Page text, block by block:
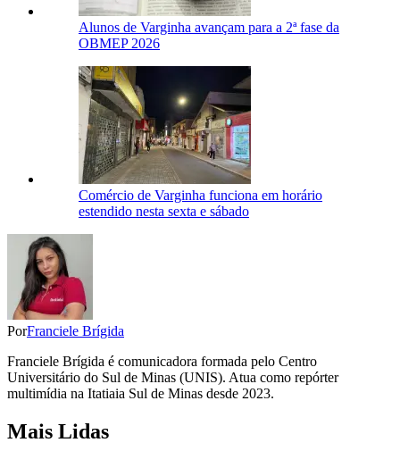
Alunos de Varginha avançam para a 2ª fase da
OBMEP 2026
Comércio de Varginha funciona em horário
estendido nesta sexta e sábado
PorFranciele Brígida
Franciele Brígida é comunicadora formada pelo Centro
Universitário do Sul de Minas (UNIS). Atua como repórter
multimídia na Itatiaia Sul de Minas desde 2023.
Mais Lidas